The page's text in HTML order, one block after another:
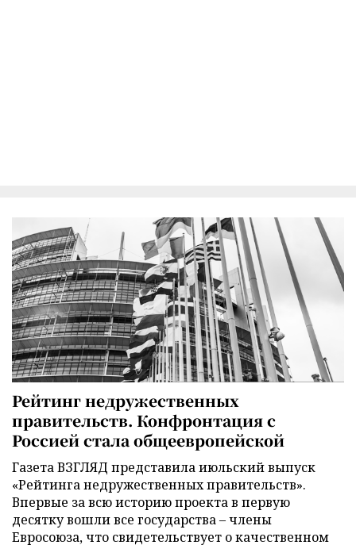
Рейтинг недружественных
правительств. Конфронтация с
Россией стала общеевропейской
Газета ВЗГЛЯД представила июльский выпуск
«Рейтинга недружественных правительств».
Впервые за всю историю проекта в первую
десятку вошли все государства – члены
Евросоюза, что свидетельствует о качественном